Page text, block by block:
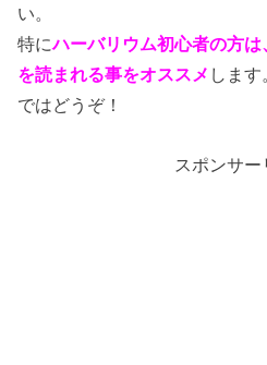
い。
特にハーバリウム初心者の方
を読まれる事をオススメ します
ではどうぞ！
スポンサー